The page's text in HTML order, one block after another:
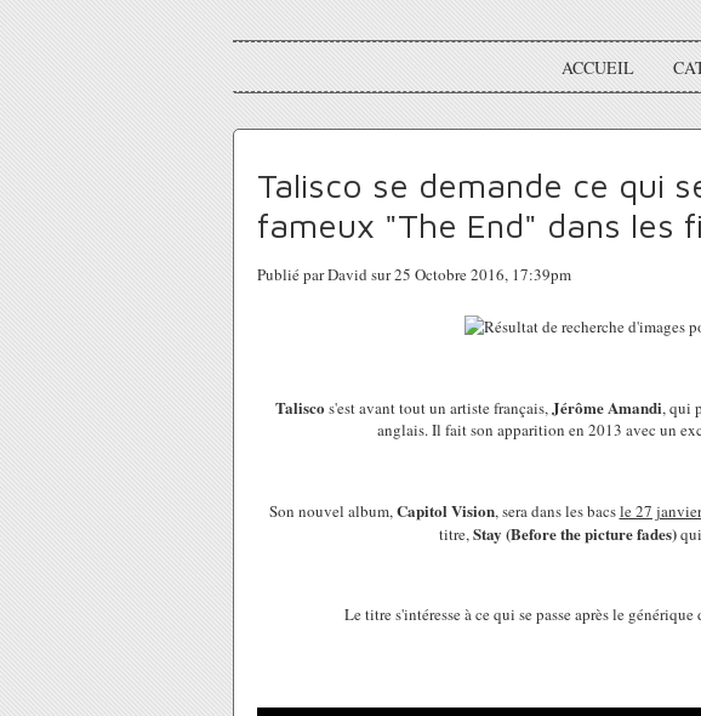
ACCUEIL
Talisco se demande ce qui
fameux "The End" dans les
Publié par David sur 25 Octobre 2016, 17:39pm
Talisco s'est avant tout un artiste français,Jérôme Amandi, qui
anglais. Il fait son apparition en 2013 avec un
Son nouvel album,Capitol Vision, sera dans les bacsle 27
titre,Stay (Before the picture fades)
Le titre s'intéresse à ce qui se passe après le